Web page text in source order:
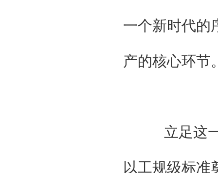
一个新时代
产的核心环节
立足这一
以工规级标准